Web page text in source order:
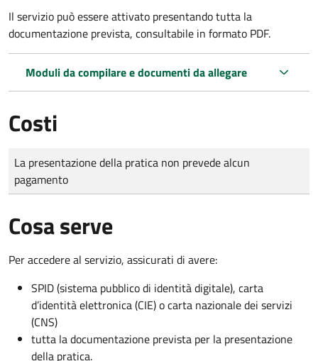
Il servizio può essere attivato presentando tutta la
documentazione prevista, consultabile in formato PDF.
Moduli da compilare e documenti da allegare
Costi
Tipo di pagamento
Importo
La presentazione della pratica non prevede alcun
pagamento
Cosa serve
Per accedere al servizio, assicurati di avere:
SPID (sistema pubblico di identità digitale), carta
d’identità elettronica (CIE) o carta nazionale dei servizi
(CNS)
tutta la documentazione prevista per la presentazione
della pratica.